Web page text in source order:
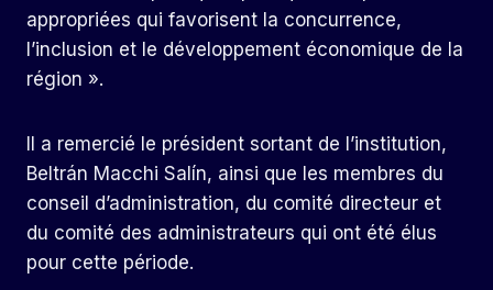
appropriées qui favorisent la concurrence,
l’inclusion et le développement économique de la
région ».
Il a remercié le président sortant de l’institution,
Beltrán Macchi Salín, ainsi que les membres du
conseil d’administration, du comité directeur et
du comité des administrateurs qui ont été élus
pour cette période.